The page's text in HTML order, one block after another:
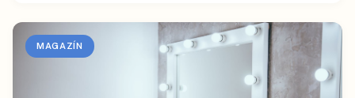
MAGAZÍN